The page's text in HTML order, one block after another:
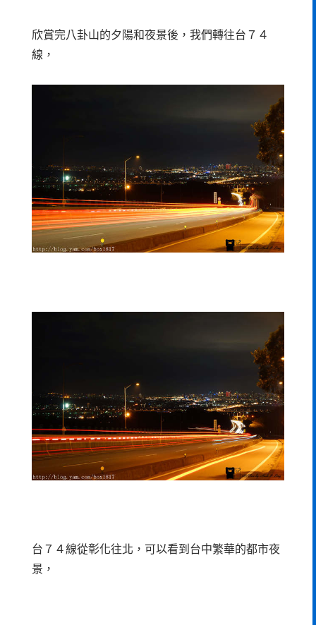
欣賞完八卦山的夕陽和夜景後，我們轉往台７４
線，
台７４線從彰化往北，可以看到台中繁華的都市夜
景，